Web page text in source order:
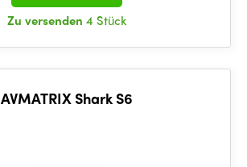
Zu versenden 4 Stück
AVMATRIX Shark S6